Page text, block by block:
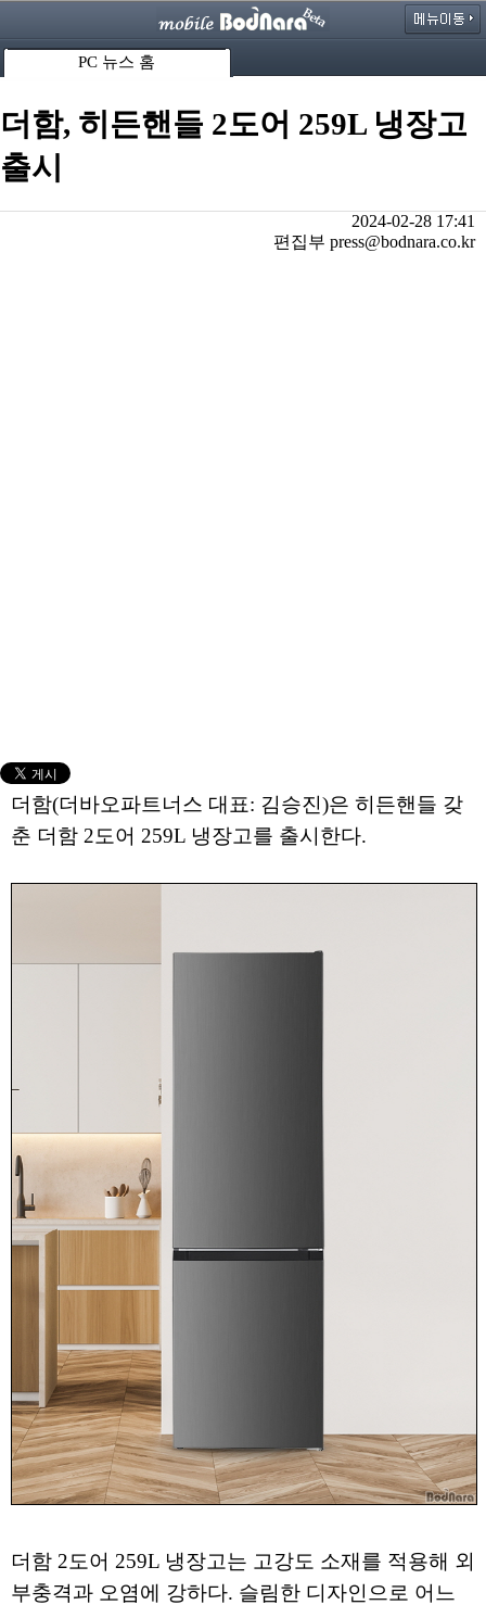
PC 뉴스 홈
더함, 히든핸들 2도어 259L 냉장고
출시
2024-02-28 17:41
편집부 press@bodnara.co.kr
더함(더바오파트너스 대표: 김승진)은 히든핸들 갖
춘 더함 2도어 259L 냉장고를 출시한다.
더함 2도어 259L 냉장고는 고강도 소재를 적용해 외
부충격과 오염에 강하다. 슬림한 디자인으로 어느